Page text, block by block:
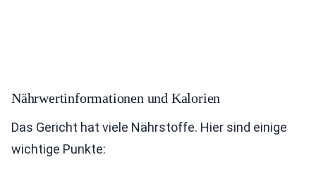
Nährwertinformationen und Kalorien
Das Gericht hat viele Nährstoffe. Hier sind einige
wichtige Punkte: